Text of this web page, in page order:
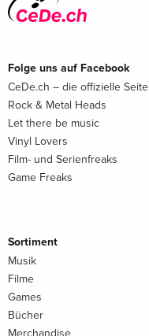
Folge uns auf Facebook
CeDe.ch – die offizielle Seite
Rock & Metal Heads
Let there be music
Vinyl Lovers
Film- und Serienfreaks
Game Freaks
Sortiment
Musik
Filme
Games
Bücher